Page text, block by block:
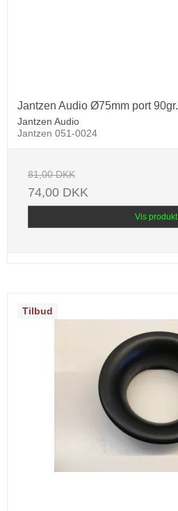
Jantzen Audio Ø75mm port 90gr.
Jantzen Audio
Jantzen 051-0024
81,00 DKK
74,00 DKK
Vis produkt
Tilbud